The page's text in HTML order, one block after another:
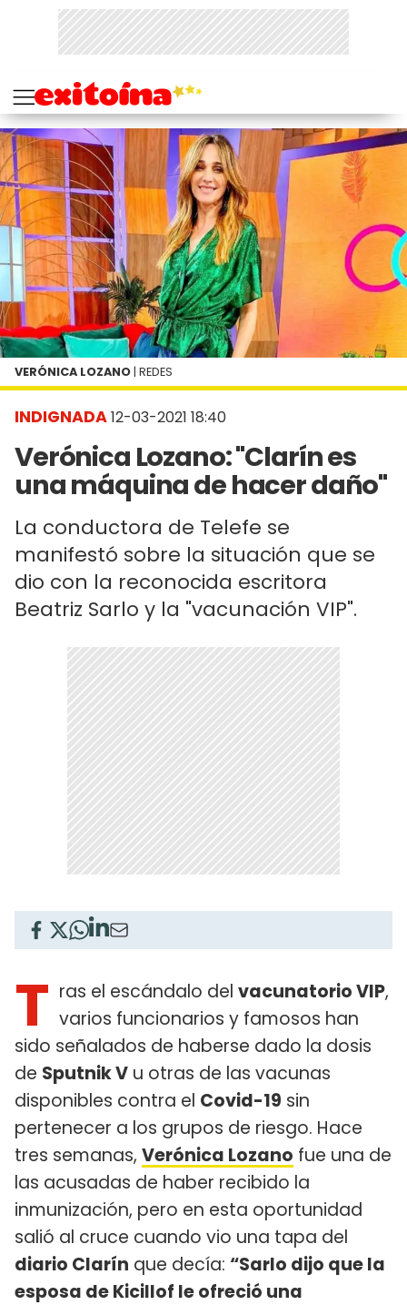
INDIGNADA12-03-2021 18:40
Verónica Lozano: "Clarín es
una máquina de hacer daño"
La conductora de Telefe se
manifestó sobre la situación que se
dio con la reconocida escritora
Beatriz Sarlo y la "vacunación VIP".
VERÓNICA LOZANO | REDES
T ras el escándalo del vacunatorio VIP,
varios funcionarios y famosos han
sido señalados de haberse dado la dosis
de Sputnik V u otras de las vacunas
disponibles contra el Covid-19 sin
pertenecer a los grupos de riesgo. Hace
tres semanas, Verónica Lozano fue una de
las acusadas de haber recibido la
inmunización, pero en esta oportunidad
salió al cruce cuando vio una tapa del
diario Clarín que decía: “Sarlo dijo que la
esposa de Kicillof le ofreció una